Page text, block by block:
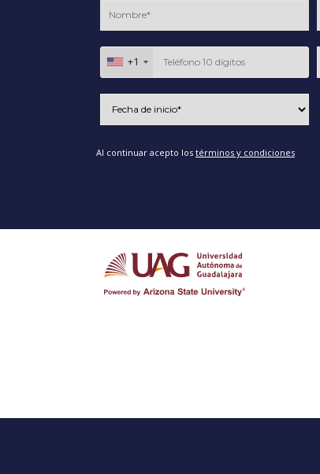
+1
Al continuar acepto los términos y condiciones